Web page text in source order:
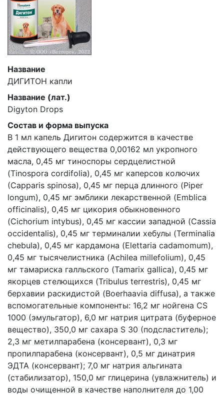
Название
ДИГИТОН капли
Название (лат.)
Digyton Drops
Состав и форма выпуска
В 1 мл капель Дигитон содержится в качестве
действующего вещества 0,00162 мл укропного
масла, 0,45 мг тиноспоры сердцелистной
(Tinospora cordifolia), 0,45 мг каперсов колючих
(Сapparis spinosa), 0,45 мг перца длинного (Piper
longum), 0,45 мг эмблики лекарственной (Emblica
officinalis), 0,45 мг цикория обыкновенного
(Cichorium intybus), 0,45 мг кассии западной (Cassia
occidentalis), 0,45 мг терминалии хебулы (Terminalia
chebula), 0,45 мг кардамона (Elettaria cadamomum),
0,45 мг тысячелистника (Achilea millefolium), 0,45
мг тамариска галльского (Tamarix gallica), 0,45 мг
якорцев стелющихся (Tribulus terrestris), 0,45 мг
берхавии раскидистой (Boerhaavia diffusa), а также
вспомогательные компоненты: 16,2 мг нойгена CS
1000 (эмульгатор), 6,0 мг натрия цитрата (буферное
вещество), 350,0 мг сахара S 30 (подсластитель);
2,3 мг метилпарабена (консервант), 0,3 мг
пропилпарабена (консервант), 0,5 мг динатрия
ЭДТА (консервант); 7,0 мг натрия альгината
(стабилизатор), 150,0 мг глицерина (увлажнитель) и
воды очищенной в качестве наполнителя до 1,00